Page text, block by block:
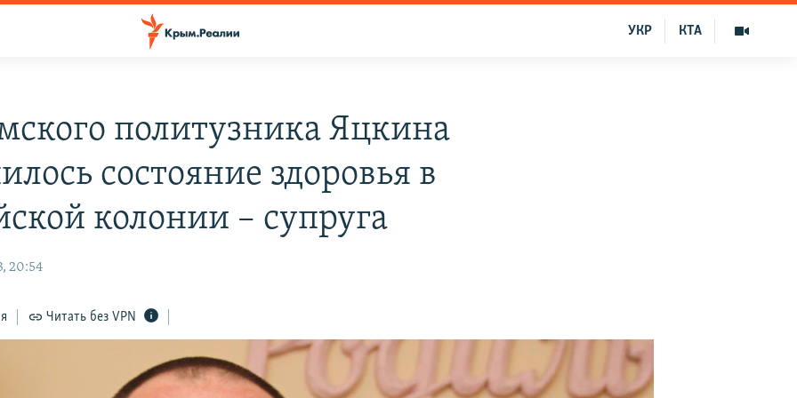
КТА
УКР
политузника Яцкина
состояние здоровья в
колонии – супруга
20:54
Читать без VPN